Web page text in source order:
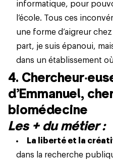
informatique, pour
l’école. Tous ces
une forme d’aigreur
part, je suis épanoui,
dans un établissement
4.
d’Emmanuel,
biomédecine
Les + du métier :
La liberté et la
dans la recherche